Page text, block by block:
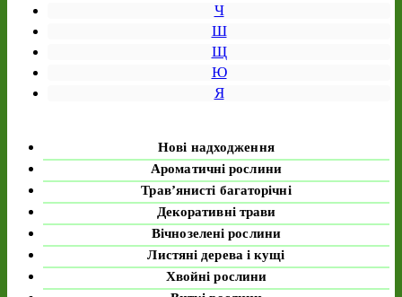
Ч
Ш
Щ
Ю
Я
Нові надходження
Ароматичні рослини
Трав’янисті багаторічні
Декоративні трави
Вічнозелені рослини
Листяні дерева і кущі
Хвойні рослини